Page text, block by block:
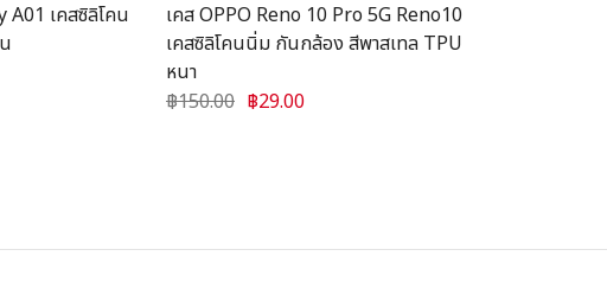
A01 เคสซิลิโคน
เคส OPPO Reno 10 Pro 5G Reno10
เคสซิลิโคนนิ่ม กันกล้อง สีพาสเทล TPU
หนา
฿150.00 ฿29.00